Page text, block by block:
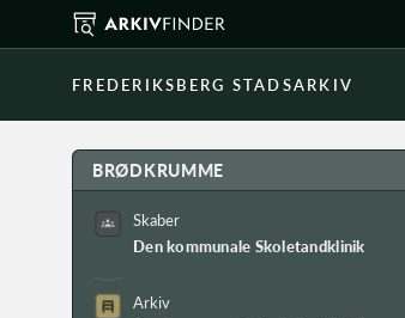
FREDERIKSBERG STADSARKIV
BRØDKRUMME
Skaber
Den kommunale Skoletandklinik
Arkiv